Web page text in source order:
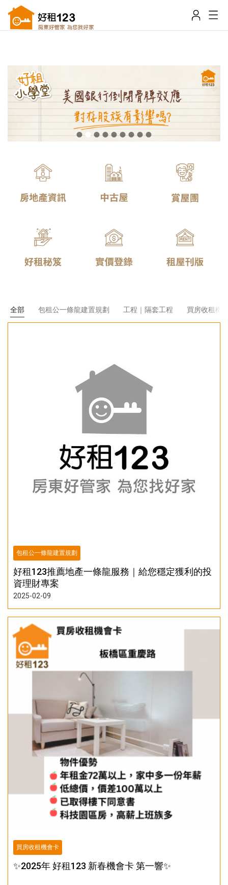
全部 包租公一條龍建置規劃 工程｜隔套工程 買房收租機
包租公一條龍建置規劃
好租123推薦地產一條龍服務｜給您穩定獲利的投
資理財專案
2025-02-09
買房收租機會卡
✨2025年 好租123 新春機會卡 第一響✨